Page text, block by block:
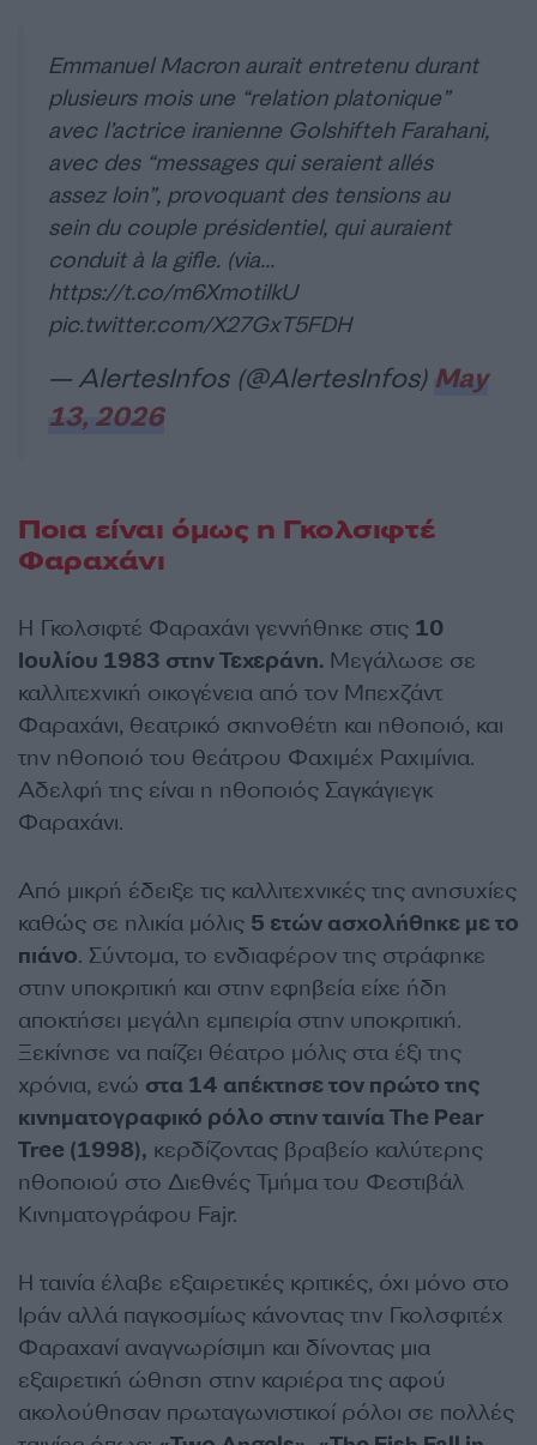
Emmanuel Macron aurait entretenu durant
plusieurs mois une “relation platonique”
avec l’actrice iranienne Golshifteh Farahani,
avec des “messages qui seraient allés
assez loin”, provoquant des tensions au
sein du couple présidentiel, qui auraient
conduit à la gifle. (via…
https://t.co/m6XmotilkU
pic.twitter.com/X27GxT5FDH
— AlertesInfos (@AlertesInfos) May
13, 2026
Ποια είναι όμως η Γκολσιφτέ
Φαραχάνι
Η Γκολσιφτέ Φαραχάνι γεννήθηκε στις 10
Ιουλίου 1983 στην Τεχεράνη. Μεγάλωσε σε
καλλιτεχνική οικογένεια από τον Μπεχζάντ
Φαραχάνι, θεατρικό σκηνοθέτη και ηθοποιό, και
την ηθοποιό του θεάτρου Φαχιμέχ Ραχιμίνια.
Αδελφή της είναι η ηθοποιός Σαγκάγιεγκ
Φαραχάνι.
Από μικρή έδειξε τις καλλιτεχνικές της ανησυχίες
καθώς σε ηλικία μόλις 5 ετών ασχολήθηκε με το
πιάνο. Σύντομα, το ενδιαφέρον της στράφηκε
στην υποκριτική και στην εφηβεία είχε ήδη
αποκτήσει μεγάλη εμπειρία στην υποκριτική.
Ξεκίνησε να παίζει θέατρο μόλις στα έξι της
χρόνια, ενώ στα 14 απέκτησε τον πρώτο της
κινηματογραφικό ρόλο στην ταινία The Pear
Tree (1998), κερδίζοντας βραβείο καλύτερης
ηθοποιού στο Διεθνές Τμήμα του Φεστιβάλ
Κινηματογράφου Fajr.
Η ταινία έλαβε εξαιρετικές κριτικές, όχι μόνο στο
Ιράν αλλά παγκοσμίως κάνοντας την Γκολσφιτέχ
Φαραχανί αναγνωρίσιμη και δίνοντας μια
εξαιρετική ώθηση στην καριέρα της αφού
ακολούθησαν πρωταγωνιστικοί ρόλοι σε πολλές